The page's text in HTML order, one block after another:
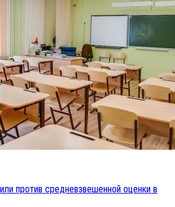
против средневзвешенной оценки в